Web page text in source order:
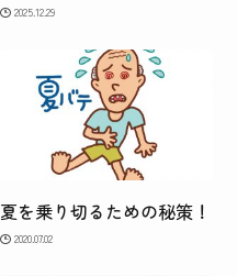
2025.12.29
夏を乗り切るための秘策！
2020.07.02